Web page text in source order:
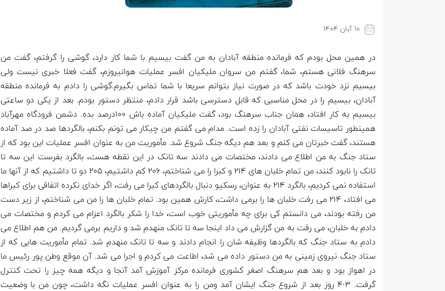
۱۰ آبان ۱۴۰۴
در همین محل بودم که فرمانده منطقه آبادان به من گفت بیسیم با شما کار دارد، گوشی را گرفتم، گفت من
سرهنگ فلانی هستم، شما، گفتم من سروان ملیکیان افسر عملیات هوانیروزم، گفت فعلا خبری نیست ولی
بیسیم نزد خودت باشد که در صورت نیاز بتوانم سریعا با شما تماس بگیرم.گوشی را دادم به فرمانده منطقه
آبادان، بیسیم را در محل مناسبی که قابل دسترسی باشد قرار دادم، منتظر دستور بودم. بعد از یکی دو ساعتی
بیسیم به کار افتاد، همان جناب سرهنگ بود، گفت ملیکیان آماده باش 1۰۰درصد بده. دشمن فرودگاه مهرآباد
همینطور تاسیسات نفتی آبادان را زده است. مدام می گفتم من چیکار می تونم بکنم، بالگردها صد در صد آماده
هستند، گفت خبرتان می کنم و بعد هم دیگه جنگ شروع شد. مأموریت من به عنوان افسر عملیات این بود که از
ستاد جنگ به من اطلاع می دادند، مختصات می دادند سه تانک در این نقطه هست، بالگرد بفرست این سه تا
تانک را نابود کنند، من تمام خلبان های 21۴ و کبرا را می شناختم، 2۰6 کم داشتیم، 2۰۵ دو تا داشتیم که از آنها ما
استفاده نمی کردیم، بالگرد 21۴ به عنوان، رسکیو دنبال بالگردهای کبرا می رفت، اگر خدای نکرده اتفاقی برای کبراها
می افتاد، 21۴ می رفت خلبان ها را برمی داشت، کارش همین بود. تمام خلبان ها را من می شناختم، از زیر دست
من رفته بودند، می دانستم کی برای چه مأموریتی خوب است، خدا را شکر بالگرد اعزام می کردم و مختصات می
دادم به خلبان، می رفت به من گزارش می داد اینجا سه تا تانک منهدم شد و داریم برمی گردیم. من هم اطلاع می
دادم به ستاد جنگ که بالگردها وظیفه شان را انجام دادند و سه تا تانک منهدم شد. تمام مأموریت هایی که از
ستاد جنگ نیروی زمینی به من دستور داده می شد، اطاعت می کردم و اجرا می شد. آن موقع وطن پور رئیس ما
در اهواز بود و بعد هم سرهنگ اصغر کشوری فرمانده مرکز آموزش آمد آنجا و دیگه همه چیز را تحت کنترل
گرفت. 3-۴ روز بعد از شروع جنگ ایشان آمد ومن را به عنوان افسر عملیات نگه داشت، چون من با وضعیت